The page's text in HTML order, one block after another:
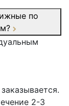
по
2-3